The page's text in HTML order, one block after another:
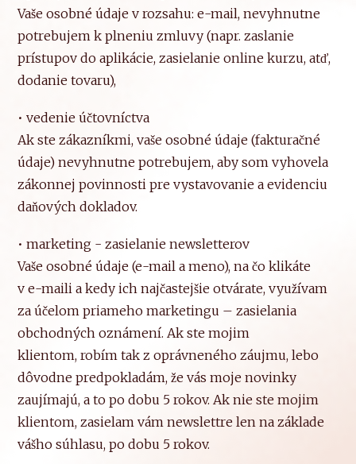
Vaše osobné údaje v rozsahu: e-mail, nevyhnutne
potrebujem k plneniu zmluvy (napr. zaslanie
prístupov do aplikácie, zasielanie online kurzu, atď,
dodanie tovaru),
• vedenie účtovníctva
Ak ste zákazníkmi, vaše osobné údaje (fakturačné
údaje) nevyhnutne potrebujem, aby som vyhovela
zákonnej povinnosti pre vystavovanie a evidenciu
daňových dokladov.
• marketing - zasielanie newsletterov
Vaše osobné údaje (e-mail a meno), na čo klikáte
v e-maili a kedy ich najčastejšie otvárate, využívam
za účelom priameho marketingu – zasielania
obchodných oznámení. Ak ste mojim
klientom, robím tak z oprávneného záujmu, lebo
dôvodne predpokladám, že vás moje novinky
zaujímajú, a to po dobu 5 rokov. Ak nie ste mojim
klientom, zasielam vám newslettre len na základe
vášho súhlasu, po dobu 5 rokov.